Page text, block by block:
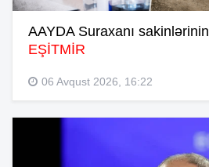
AAYDA Suraxanı sakinlərinin
EŞİTMİR
06 Avqust 2026, 16:22